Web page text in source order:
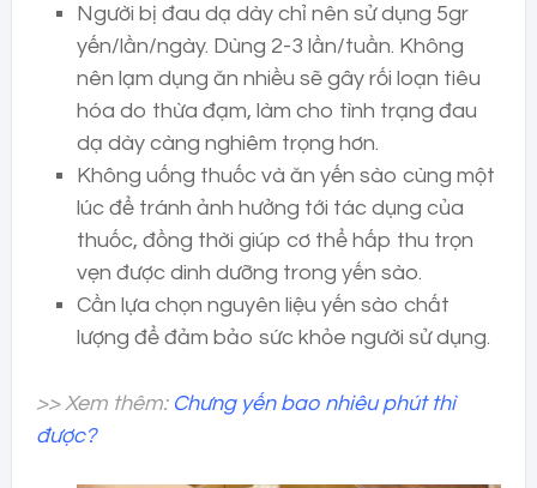
Người bị đau dạ dày chỉ nên sử dụng 5gr
yến/lần/ngày. Dùng 2-3 lần/tuần. Không
nên lạm dụng ăn nhiều sẽ gây rối loạn tiêu
hóa do thừa đạm, làm cho tình trạng đau
dạ dày càng nghiêm trọng hơn.
Không uống thuốc và ăn yến sào cùng một
lúc để tránh ảnh hưởng tới tác dụng của
thuốc, đồng thời giúp cơ thể hấp thu trọn
vẹn được dinh dưỡng trong yến sào.
Cần lựa chọn nguyên liệu yến sào chất
lượng để đảm bảo sức khỏe người sử dụng.
>> Xem thêm: Chưng yến bao nhiêu phút thì
được?